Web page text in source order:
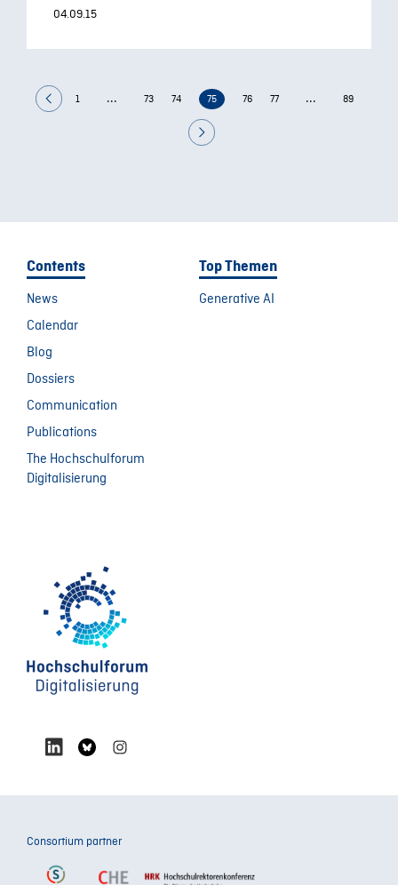
04.09.15
1 ... 73 74 75 76 77 ... 89
Contents
News
Calendar
Blog
Dossiers
Communication
Publications
The Hochschulforum
Digitalisierung
Top Themen
Generative AI
Consortium partner